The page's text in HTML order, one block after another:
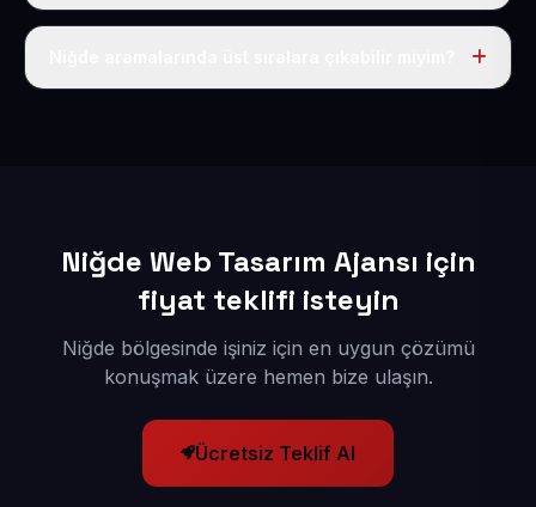
Elbette; Niğde iline bağlı bütün ilçelere uzaktan ve
Niğde Web Tasarım Ajansı için
fiyat teklifi isteyin
Niğde bölgesinde işiniz için en uygun çözümü
konuşmak üzere hemen bize ulaşın.
Ücretsiz Teklif Al